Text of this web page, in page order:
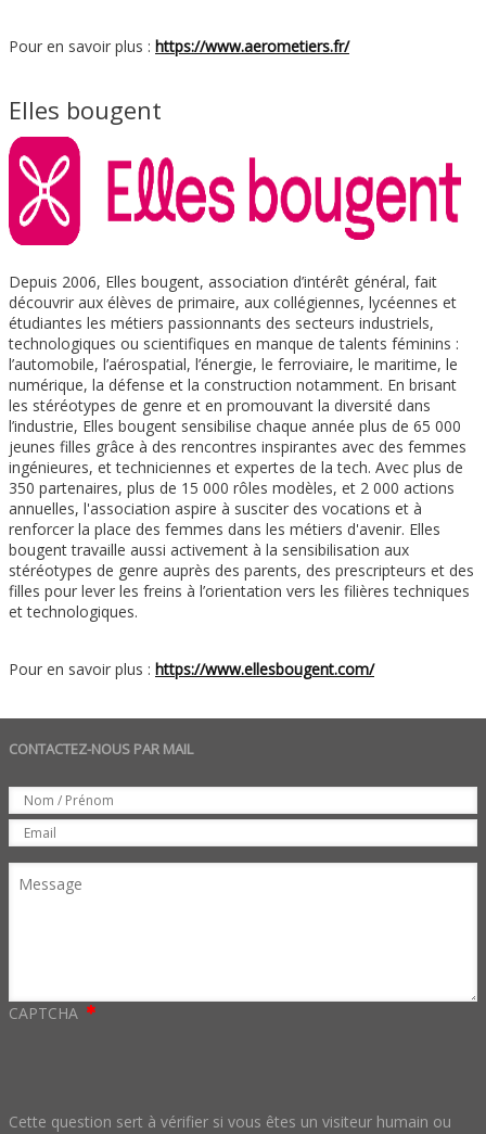
Pour en savoir plus : https://www.aerometiers.fr/
Elles bougent
Depuis 2006, Elles bougent, association d’intérêt général, fait
découvrir aux élèves de primaire, aux collégiennes, lycéennes et
étudiantes les métiers passionnants des secteurs industriels,
technologiques ou scientifiques en manque de talents féminins :
l’automobile, l’aérospatial, l’énergie, le ferroviaire, le maritime, le
numérique, la défense et la construction notamment. En brisant
les stéréotypes de genre et en promouvant la diversité dans
l’industrie, Elles bougent sensibilise chaque année plus de 65 000
jeunes filles grâce à des rencontres inspirantes avec des femmes
ingénieures, et techniciennes et expertes de la tech. Avec plus de
350 partenaires, plus de 15 000 rôles modèles, et 2 000 actions
annuelles, l'association aspire à susciter des vocations et à
renforcer la place des femmes dans les métiers d'avenir. Elles
bougent travaille aussi activement à la sensibilisation aux
stéréotypes de genre auprès des parents, des prescripteurs et des
filles pour lever les freins à l’orientation vers les filières techniques
et technologiques.
Pour en savoir plus : https://www.ellesbougent.com/
CONTACTEZ-NOUS PAR MAIL
Nom
Email
CAPTCHA
Cette question sert à vérifier si vous êtes un visiteur humain ou